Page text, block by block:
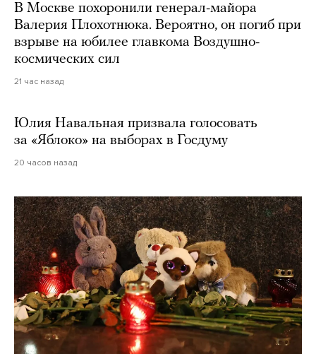
В Москве похоронили генерал-майора
Валерия Плохотнюка. Вероятно, он погиб при
взрыве на юбилее главкома Воздушно-
космических сил
21 час назад
Юлия Навальная призвала голосовать
за «Яблоко» на выборах в Госдуму
20 часов назад